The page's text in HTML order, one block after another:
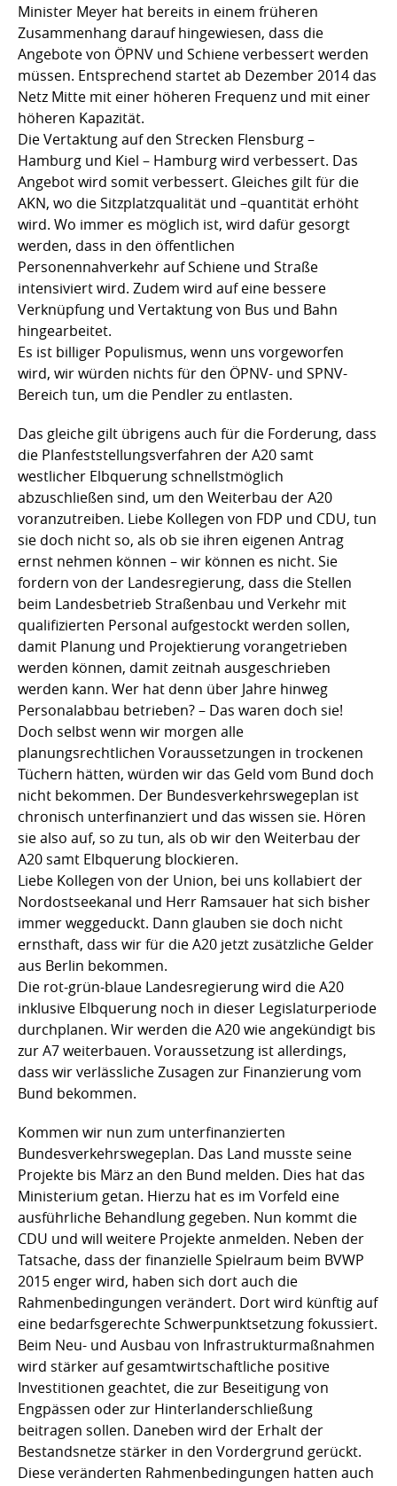
Minister Meyer hat bereits in einem früheren
Zusammenhang darauf hingewiesen, dass die
Angebote von ÖPNV und Schiene verbessert werden
müssen. Entsprechend startet ab Dezember 2014 das
Netz Mitte mit einer höheren Frequenz und mit einer
höheren Kapazität.
Die Vertaktung auf den Strecken Flensburg –
Hamburg und Kiel – Hamburg wird verbessert. Das
Angebot wird somit verbessert. Gleiches gilt für die
AKN, wo die Sitzplatzqualität und –quantität erhöht
wird. Wo immer es möglich ist, wird dafür gesorgt
werden, dass in den öffentlichen
Personennahverkehr auf Schiene und Straße
intensiviert wird. Zudem wird auf eine bessere
Verknüpfung und Vertaktung von Bus und Bahn
hingearbeitet.
Es ist billiger Populismus, wenn uns vorgeworfen
wird, wir würden nichts für den ÖPNV- und SPNV-
Bereich tun, um die Pendler zu entlasten.
Das gleiche gilt übrigens auch für die Forderung, dass
die Planfeststellungsverfahren der A20 samt
westlicher Elbquerung schnellstmöglich
abzuschließen sind, um den Weiterbau der A20
voranzutreiben. Liebe Kollegen von FDP und CDU, tun
sie doch nicht so, als ob sie ihren eigenen Antrag
ernst nehmen können – wir können es nicht. Sie
fordern von der Landesregierung, dass die Stellen
beim Landesbetrieb Straßenbau und Verkehr mit
qualifizierten Personal aufgestockt werden sollen,
damit Planung und Projektierung vorangetrieben
werden können, damit zeitnah ausgeschrieben
werden kann. Wer hat denn über Jahre hinweg
Personalabbau betrieben? – Das waren doch sie!
Doch selbst wenn wir morgen alle
planungsrechtlichen Voraussetzungen in trockenen
Tüchern hätten, würden wir das Geld vom Bund doch
nicht bekommen. Der Bundesverkehrswegeplan ist
chronisch unterfinanziert und das wissen sie. Hören
sie also auf, so zu tun, als ob wir den Weiterbau der
A20 samt Elbquerung blockieren.
Liebe Kollegen von der Union, bei uns kollabiert der
Nordostseekanal und Herr Ramsauer hat sich bisher
immer weggeduckt. Dann glauben sie doch nicht
ernsthaft, dass wir für die A20 jetzt zusätzliche Gelder
aus Berlin bekommen.
Die rot-grün-blaue Landesregierung wird die A20
inklusive Elbquerung noch in dieser Legislaturperiode
durchplanen. Wir werden die A20 wie angekündigt bis
zur A7 weiterbauen. Voraussetzung ist allerdings,
dass wir verlässliche Zusagen zur Finanzierung vom
Bund bekommen.
Kommen wir nun zum unterfinanzierten
Bundesverkehrswegeplan. Das Land musste seine
Projekte bis März an den Bund melden. Dies hat das
Ministerium getan. Hierzu hat es im Vorfeld eine
ausführliche Behandlung gegeben. Nun kommt die
CDU und will weitere Projekte anmelden. Neben der
Tatsache, dass der finanzielle Spielraum beim BVWP
2015 enger wird, haben sich dort auch die
Rahmenbedingungen verändert. Dort wird künftig auf
eine bedarfsgerechte Schwerpunktsetzung fokussiert.
Beim Neu- und Ausbau von Infrastrukturmaßnahmen
wird stärker auf gesamtwirtschaftliche positive
Investitionen geachtet, die zur Beseitigung von
Engpässen oder zur Hinterlanderschließung
beitragen sollen. Daneben wird der Erhalt der
Bestandsnetze stärker in den Vordergrund gerückt.
Diese veränderten Rahmenbedingungen hatten auch